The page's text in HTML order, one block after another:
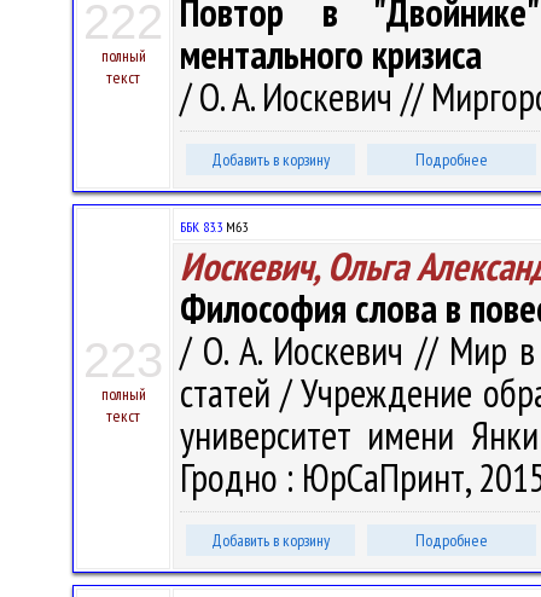
222
полный
текст
Повтор в
ментального кризиса
/ О. А. Иоскевич //
Добавить в корзину Подробнее
223
полный
текст
ББК 83.3 М63
Иоскевич, Ольга
Философия слова в
/ О. А. Иоскевич // Мир в
статей / Учреждение
университет имени
Гродно : ЮрСаПринт,
Добавить в корзину Подробнее